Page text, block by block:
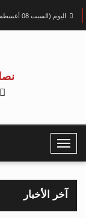
اليوم (السبت 08 أغسطس 2026)
T
o
g
آخر الأخبار